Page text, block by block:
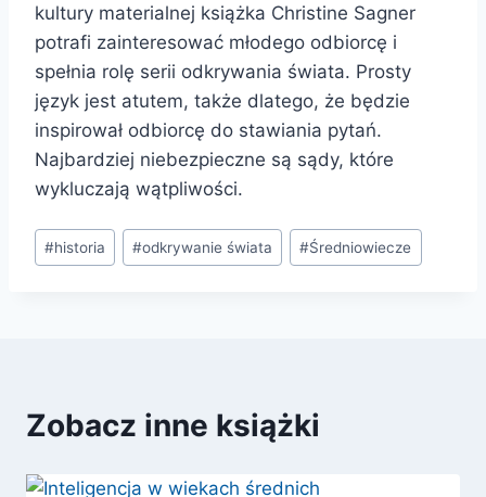
kultury materialnej książka Christine Sagner
potrafi zainteresować młodego odbiorcę i
spełnia rolę serii odkrywania świata. Prosty
język jest atutem, także dlatego, że będzie
inspirował odbiorcę do stawiania pytań.
Najbardziej niebezpieczne są sądy, które
wykluczają wątpliwości.
Tagi
wpisu:
#historia #odkrywanie świata #Średniowiecze
Zobacz inne książki